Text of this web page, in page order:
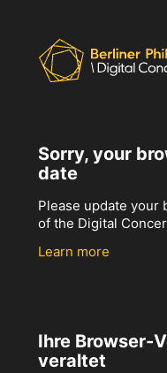
Sorry, your
date
Please update your
of the Digital
Learn more
Ihre Browser-
veraltet